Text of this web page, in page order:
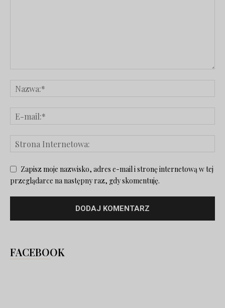
Zapisz moje nazwisko, adres e-mail i stronę internetową w tej
przeglądarce na następny raz, gdy skomentuję.
FACEBOOK